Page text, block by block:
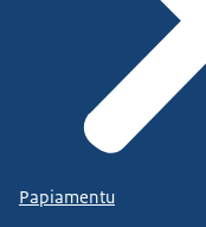
Papiamentu